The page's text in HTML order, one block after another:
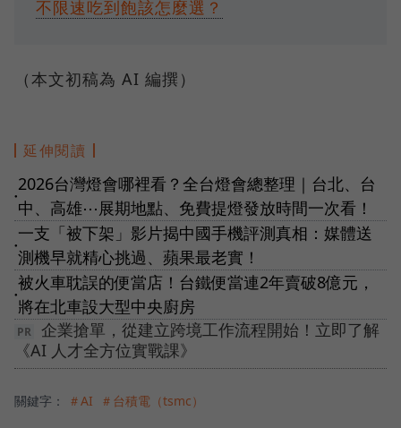
不限速吃到飽該怎麼選？
（本文初稿為 AI 編撰）
延伸閱讀
●
2026台灣燈會哪裡看？全台燈會總整理｜台北、台
中、高雄⋯展期地點、免費提燈發放時間一次看！
●
一支「被下架」影片揭中國手機評測真相：媒體送
測機早就精心挑過、蘋果最老實！
●
被火車耽誤的便當店！台鐵便當連2年賣破8億元，
將在北車設大型中央廚房
企業搶單，從建立跨境工作流程開始！立即了解
《AI 人才全方位實戰課》
關鍵字： ＃AI ＃台積電（tsmc）